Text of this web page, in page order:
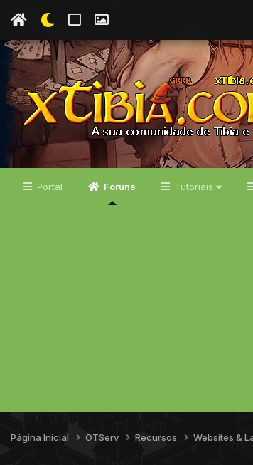
Portal Fóruns Tutoriais
Página Inicial OTServ Recursos Websites &